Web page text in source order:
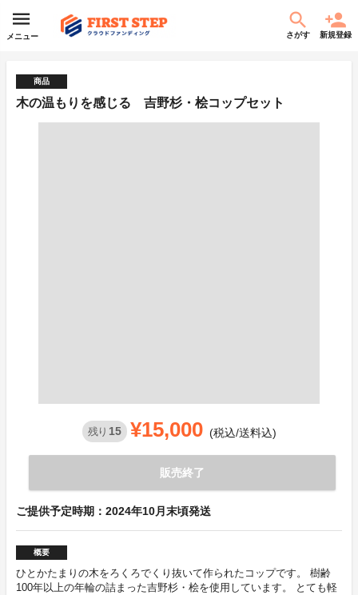
メニュー さがす 新規登録
商品
木の温もりを感じる 吉野杉・桧コップセット
残り 15 ¥15,000 (税込/送料込)
販売終了
ご提供予定時期：2024年10月末頃発送
概要
ひとかたまりの木をろくろでくり抜いて作られたコップです。 樹齢
100年以上の年輪の詰まった吉野杉・桧を使用しています。 とても軽